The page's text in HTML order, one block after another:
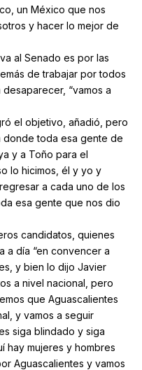
un México que nos
y hacer lo mejor de
al Senado es por las
de trabajar por todos
“vamos a
el objetivo, añadió, pero
toda esa gente de
y a Toño para el
lo hicimos, él y yo y
a cada uno de los
esa gente que nos dio
candidatos, quienes
a día “en convencer a
y bien lo dijo Javier
a nivel nacional, pero
que Aguascalientes
y vamos a seguir
siga blindado y siga
hay mujeres y hombres
Aguascalientes y vamos